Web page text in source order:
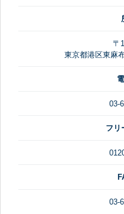
〒
東京都港区東麻
03-
フリ
03-